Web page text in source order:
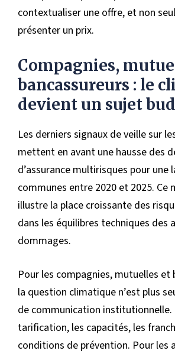
contextualiser une offre, et non
présenter un prix.
Compagnies,
bancassureurs : le
devient un sujet
Les derniers signaux de veille sur
mettent en avant une hausse des
d’assurance multirisques pour
communes entre 2020 et 2025. Ce
illustre la place croissante des
dans les équilibres techniques des
dommages.
Pour les compagnies, mutuelles et
la question climatique n’est plus
de communication institutionnelle.
tarification, les capacités, les
conditions de prévention. Pour les